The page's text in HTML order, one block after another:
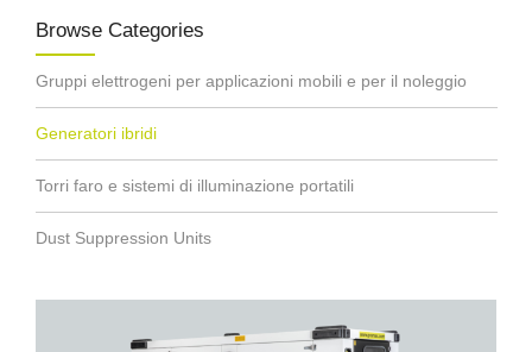
Browse Categories
Gruppi elettrogeni per applicazioni mobili e per il noleggio
Generatori ibridi
Torri faro e sistemi di illuminazione portatili
Dust Suppression Units